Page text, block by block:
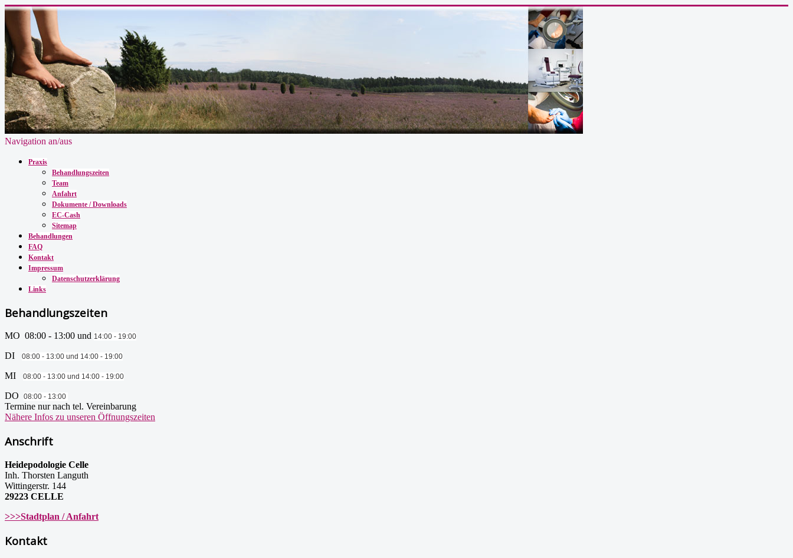
Navigation an/aus
Praxis
Behandlungszeiten
Team
Anfahrt
Dokumente / Downloads
EC-Cash
Sitemap
Behandlungen
FAQ
Kontakt
Impressum
Datenschutzerklärung
Links
Behandlungszeiten
MO 08:00 - 13:00 und 14:00 - 19:00
DI 08:00 - 13:00 und 14:00 - 19:00
MI 08:00 - 13:00 und 14:00 - 19:00
DO 08:00 - 13:00
Termine nur nach tel. Vereinbarung
Nähere Infos zu unseren Öffnungszeiten
Anschrift
Heidepodologie Celle
Inh. Thorsten Languth
Wittingerstr. 144
29223 CELLE
>>>Stadtplan / Anfahrt
Kontakt